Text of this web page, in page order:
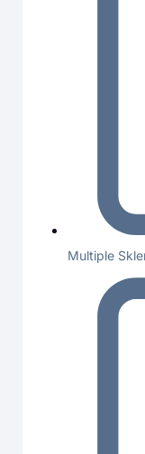
Multiple